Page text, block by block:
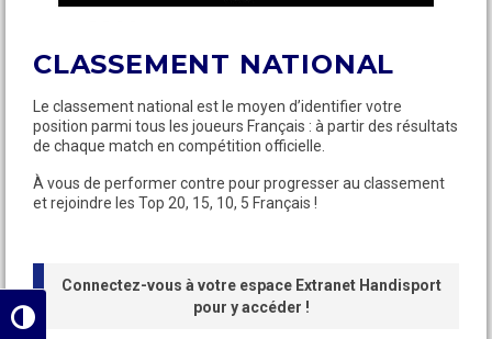
Passer en contraste élevé
CLASSEMENT NATIONAL
Le classement national est le moyen d’identifier votre
position parmi tous les joueurs Français : à partir des résultats
de chaque match en compétition officielle.
À vous de performer contre pour progresser au classement
et rejoindre les Top 20, 15, 10, 5 Français !
Connectez-vous à votre espace Extranet Handisport
pour y accéder !